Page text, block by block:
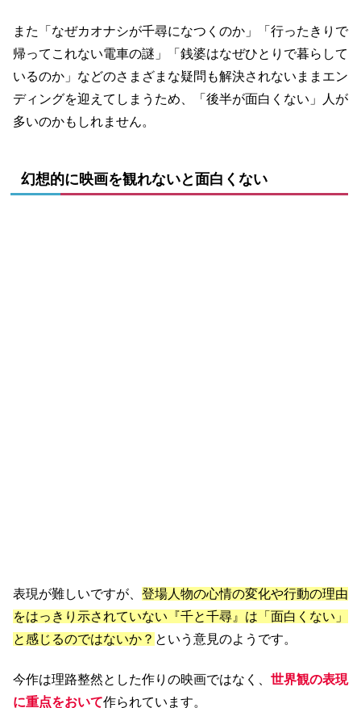
また「なぜカオナシが千尋になつくのか」「行ったきりで
帰ってこれない電車の謎」「銭婆はなぜひとりで暮らして
いるのか」などのさまざまな疑問も解決されないままエン
ディングを迎えてしまうため、「後半が面白くない」人が
多いのかもしれません。
幻想的に映画を観れないと面白くない
表現が難しいですが、 登場人物の心情の変化や行動の理由
をはっきり示されていない『千と千尋』は「面白くない」
と感じるのではないか？ という意見のようです。
今作は理路整然とした作りの映画ではなく、 世界観の表現
に重点をおいて作られています。